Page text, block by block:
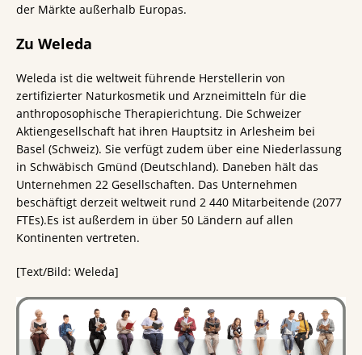
der Märkte außerhalb Europas.
Zu Weleda
Weleda ist die weltweit führende Herstellerin von
zertifizierter Naturkosmetik und Arzneimitteln für die
anthroposophische Therapierichtung. Die Schweizer
Aktiengesellschaft hat ihren Hauptsitz in Arlesheim bei
Basel (Schweiz). Sie verfügt zudem über eine Niederlassung
in Schwäbisch Gmünd (Deutschland). Daneben hält das
Unternehmen 22 Gesellschaften. Das Unternehmen
beschäftigt derzeit weltweit rund 2 440 Mitarbeitende (2077
FTEs).Es ist außerdem in über 50 Ländern auf allen
Kontinenten vertreten.
[Text/Bild: Weleda]